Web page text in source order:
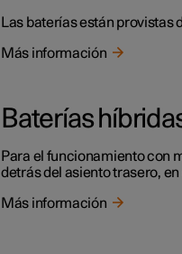
Las baterías están provistas
Más información
Baterías
Para el funcionamiento con
detrás del asiento trasero,
Más información